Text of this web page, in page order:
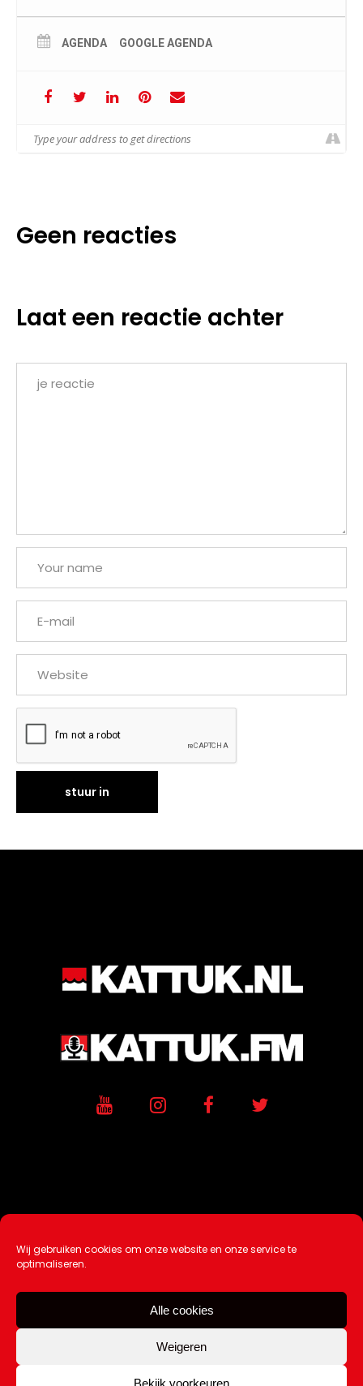
Wij gebruiken cookies om onze website en onze service te
optimaliseren.
Alle cookies
Weigeren
Bekijk voorkeuren
AGENDA GOOGLE AGENDA
Geen reacties
Laat een reactie achter
Ontwikkeling / Hosting doorAtSea
Over Ons |Tip de redactie
Contact